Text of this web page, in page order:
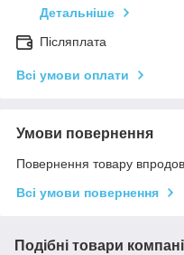
Детальніше
Післяплата
Всі умови оплати
Умови повернення
Повернення товару
Всі умови повернення
Подібні товари